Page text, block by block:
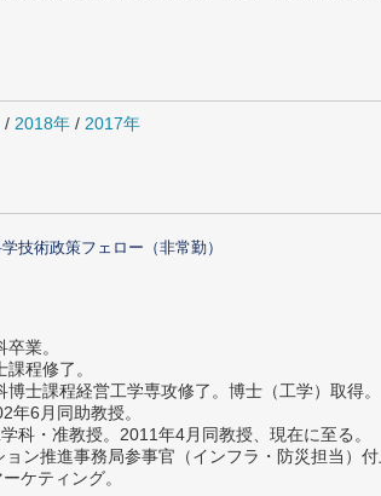
/ 2018年 / 2017年
技術政策フェロー（非常勤）
業。
程修了。
士課程経営工学専攻修了。博士（工学）取得。
年6月同助教授。
科・准教授。2011年4月同教授、現在に至る。
ン推進事務局参事官（インフラ・防災担当）
ケティング。